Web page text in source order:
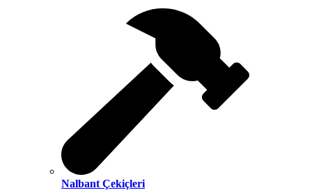
Nalbant Çekiçleri